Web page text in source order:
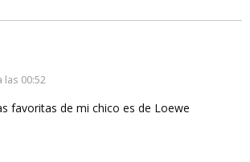
las 00:52
favoritas de mi chico es de Loewe